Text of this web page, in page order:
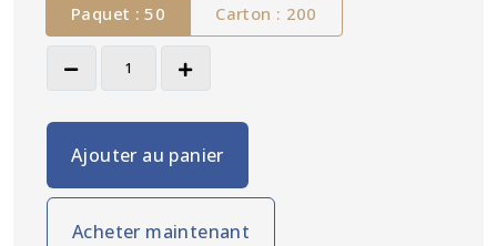
Paquet : 50 Carton : 200
Ajouter au panier
Acheter maintenant